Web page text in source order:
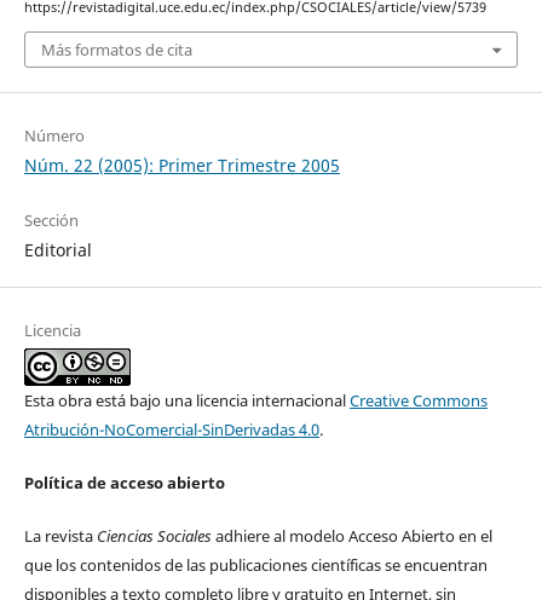
https://revistadigital.uce.edu.ec/index.php/CSOCIALES/article/view/5739
Más formatos de cita
Número
Núm. 22 (2005): Primer Trimestre 2005
Sección
Editorial
Licencia
Esta obra está bajo una licencia internacionalCreative Commons
Atribución-NoComercial-SinDerivadas 4.0.
Política de acceso abierto
La revista Ciencias Socialesadhiere al modelo Acceso Abierto en el
que los contenidos de las publicaciones científicas se encuentran
disponibles a texto completo libre y gratuito en Internet, sin